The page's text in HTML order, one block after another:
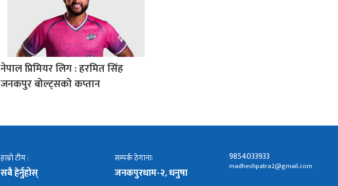
नेपाल प्रिमियर लिग : हरमित सिंह
जनकपुर बोल्ट्सको कप्तान
हाम्रो टीम :
सबै हेर्नुहोस्
सम्पर्क ठेगाना:
जनकपुरधाम-२, धनुषा
9854033933
madheshpatra2@gmail.com